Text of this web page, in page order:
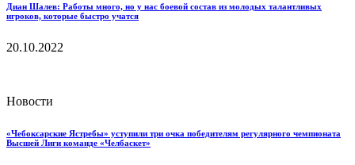
Диан Шалев: Работы много, но у нас боевой состав из молодых талантливых
игроков, которые быстро учатся
20.10.2022
Новости
«Чебоксарские Ястребы» уступили три очка победителям регулярного чемпионата
Высшей Лиги команде «Челбаскет»